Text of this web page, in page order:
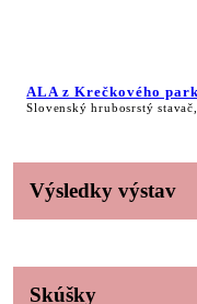
ALA z Krečkového
Slovenský hrubosrstý
Výsledky výstav
Skúšky